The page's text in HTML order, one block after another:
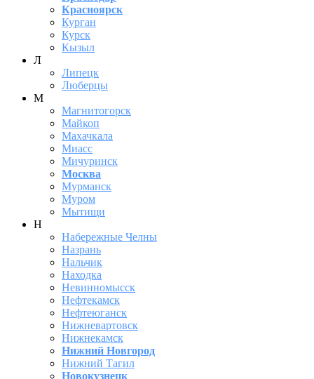
Красноярск
Курган
Курск
Кызыл
Л
Липецк
Люберцы
М
Магнитогорск
Майкоп
Махачкала
Миасс
Мичуринск
Москва
Мурманск
Муром
Мытищи
Н
Набережные Челны
Назрань
Нальчик
Находка
Невинномысск
Нефтекамск
Нефтеюганск
Нижневартовск
Нижнекамск
Нижний Новгород
Нижний Тагил
Новокузнецк